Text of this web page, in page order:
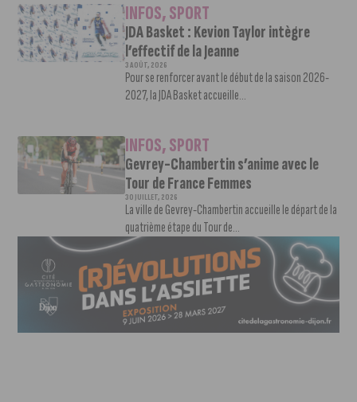
INFOS,SPORT
JDA Basket : Kevion Taylor intègre
l’effectif de la Jeanne
3 AOÛT, 2026
Pour se renforcer avant le début de la saison 2026-
2027, la JDA Basket accueille...
INFOS,SPORT
Gevrey-Chambertin s’anime avec le
Tour de France Femmes
30 JUILLET, 2026
La ville de Gevrey-Chambertin accueille le départ de la
quatrième étape du Tour de...